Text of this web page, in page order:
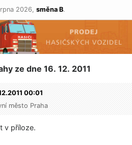
2026, směna B.
ze dne 16. 12. 2011
00:01
město Praha
v příloze.